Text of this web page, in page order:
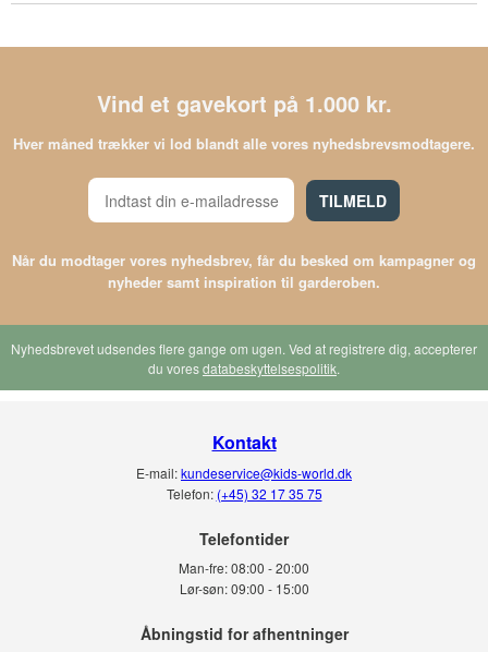
Vind et gavekort på 1.000 kr.
Hver måned trækker vi lod blandt alle vores nyhedsbrevsmodtagere.
TILMELD
Når du modtager vores nyhedsbrev, får du besked om kampagner og
nyheder samt inspiration til garderoben.
Nyhedsbrevet udsendes flere gange om ugen. Ved at registrere dig, accepterer
du voresdatabeskyttelsespolitik.
Kontakt
E-mail:kundeservice@kids-world.dk
Telefon: (+45) 32 17 35 75
Telefontider
Man-fre:08:00 - 20:00
Lør-søn: 09:00 - 15:00